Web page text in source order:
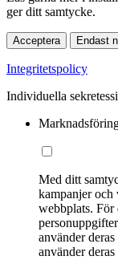
ger ditt samtycke.
Acceptera Endast
Integritetspolicy
Individuella
Med ditt
kampanjer och
webbplats. För
använder
använder deras